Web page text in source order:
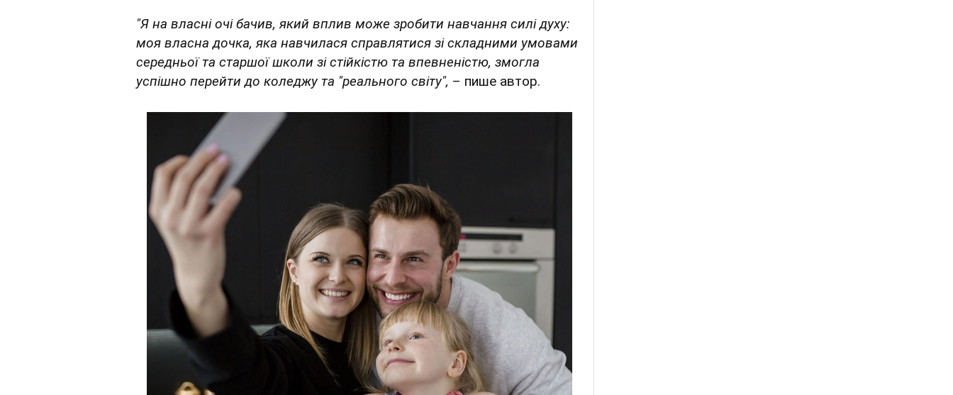
"Я на власні очі бачив, який вплив може зробити навчання силі духу:
моя власна дочка, яка навчилася справлятися зі складними умовами
середньої та старшої школи зі стійкістю та впевненістю, змогла
успішно перейти до коледжу та "реального світу", – пише автор.